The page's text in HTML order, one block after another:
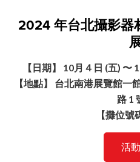
2024 年台北攝影器
【日期】 10月４日 (五) 〜
【地點】 台北南港展覽館一
路 1
【攤位號
活